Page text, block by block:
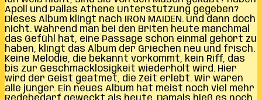
Apoll und Pallas Athene Unterstützung gegeben?
Dieses Album klingt nach IRON MAIDEN. Und dann doch
nicht. Während man bei den Briten heute manchmal
das Gefühl hat, eine Passage schon einmal gehört zu
haben, klingt das Album der Griechen neu und frisch.
Keine Melodie, die bekannt vorkommt, kein Riff, das
bis zur Geschmacklosigkeit wiederholt wird. Hier
wird der Geist geatmet, die Zeit erlebt. Wir waren
alle jünger. Ein neues Album hat meist noch viel mehr